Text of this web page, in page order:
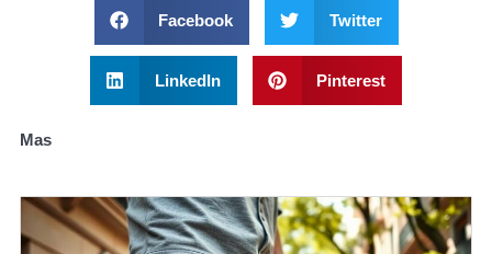
Facebook Twitter
LinkedIn Pinterest
Mas